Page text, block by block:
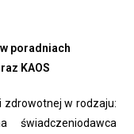
poradniach
KAOS
zdrowotnej w rodzaju:
świadczeniodawca